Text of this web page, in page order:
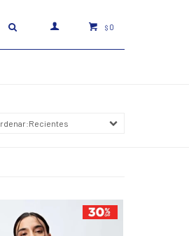
$ 0
Recientes